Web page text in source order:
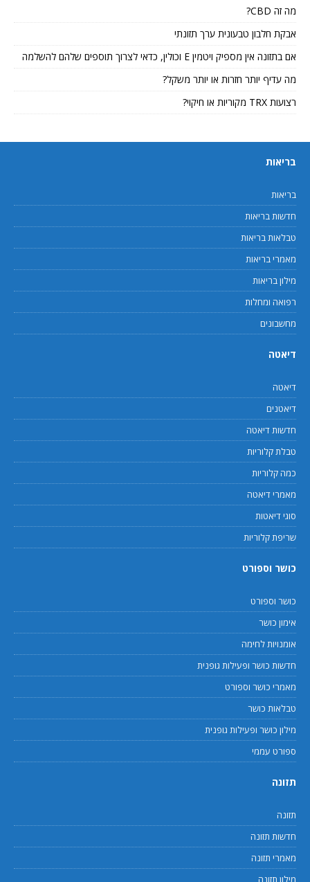
מה זה CBD?
אבקת חלבון טבעונית ערך תזונתי
אם בתזונה אין מספיק ויטמין E וכולין, כדאי לצרוך תוספים שלהם להשלמה
מה עדיף יותר חזרות או יותר משקל?
רצועות TRX מקוריות או חיקוי?
בריאות
בריאות
חדשות בריאות
טבלאות בריאות
מאמרי בריאות
מילון בריאות
רפואה ומחלות
מחשבונים
דיאטה
דיאטה
דיאטנים
חדשות דיאטה
טבלת קלוריות
כמה קלוריות
מאמרי דיאטה
סוגי דיאטות
שריפת קלוריות
כושר וספורט
כושר וספורט
אימון כושר
אומנויות לחימה
חדשות כושר ופעילות גופנית
מאמרי כושר וספורט
טבלאות כושר
מילון כושר ופעילות גופנית
ספורט עממי
תזונה
תזונה
חדשות תזונה
מאמרי תזונה
מילון תזונה